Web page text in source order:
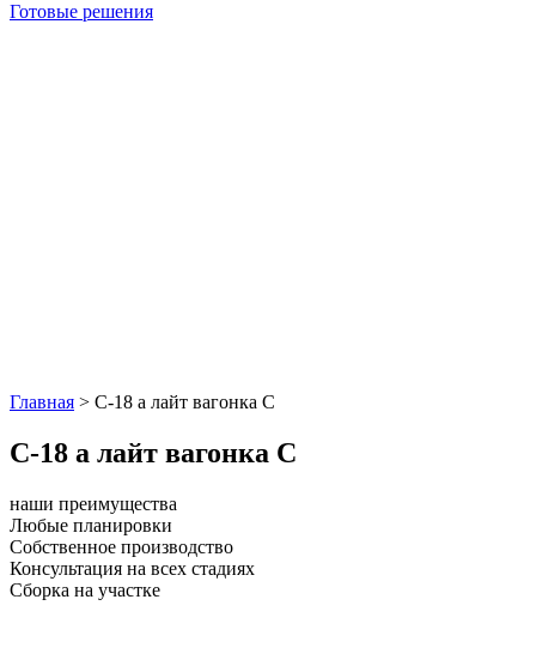
Готовые решения
Главная > С-18 а лайт вагонка С
С-18 а лайт вагонка С
наши преимущества
Любые планировки
Собственное производство
Консультация на всех стадиях
Сборка на участке